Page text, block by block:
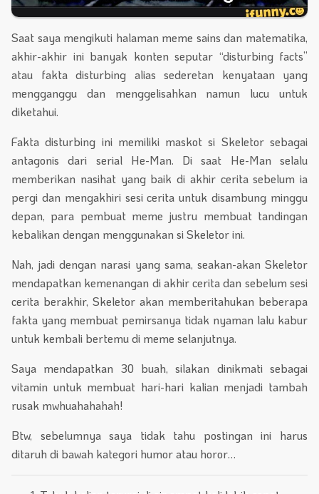
Saat saya mengikuti halaman meme sains dan matematika,
akhir-akhir ini banyak konten seputar “disturbing facts”
atau fakta disturbing alias sederetan kenyataan yang
mengganggu dan menggelisahkan namun lucu untuk
diketahui.
Fakta disturbing ini memiliki maskot si Skeletor sebagai
antagonis dari serial He-Man. Di saat He-Man selalu
memberikan nasihat yang baik di akhir cerita sebelum ia
pergi dan mengakhiri sesi cerita untuk disambung minggu
depan, para pembuat meme justru membuat tandingan
kebalikan dengan menggunakan si Skeletor ini.
Nah, jadi dengan narasi yang sama, seakan-akan Skeletor
mendapatkan kemenangan di akhir cerita dan sebelum sesi
cerita berakhir, Skeletor akan memberitahukan beberapa
fakta yang membuat pemirsanya tidak nyaman lalu kabur
untuk kembali bertemu di meme selanjutnya.
Saya mendapatkan 30 buah, silakan dinikmati sebagai
vitamin untuk membuat hari-hari kalian menjadi tambah
rusak mwhuahahahah!
Btw, sebelumnya saya tidak tahu postingan ini harus
ditaruh di bawah kategori humor atau horor…